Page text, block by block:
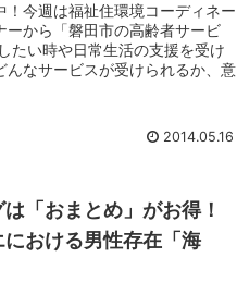
！今週は福祉住環境コーディネー
ーから「磐田市の高齢者サービ
たい時や日常生活の支援を受け
んなサービスが受けられるか、意
2014.05.16
「おまとめ」がお得！
おける男性存在「海